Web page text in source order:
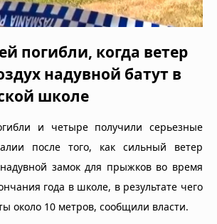
погибли, когда ветер
надувной батут в
школе
и четыре получили серьезные
после того, как сильный ветер
замок для прыжков во время
года в школе, в результате чего
около 10 метров, сообщили власти.